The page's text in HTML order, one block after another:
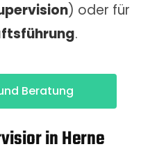
) oder für
.
Beratung
in Herne